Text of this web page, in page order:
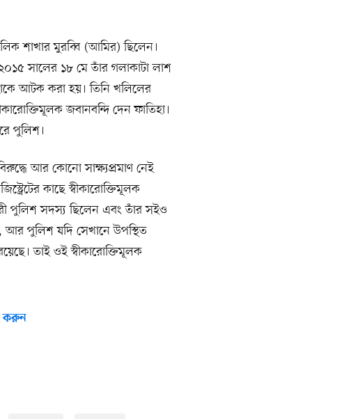
শাখার মুরব্বি (আমির) ছিলেন।
সালের ১৮ মে তাঁর গলাকাটা লাশ
আটক করা হয়। তিনি খলিলের
জবানবন্দি দেন ফাতিহা।
পুলিশ।
আর কোনো সাক্ষ্যপ্রমাণ নেই
কাছে স্বীকারোক্তিমূলক
পুলিশ সদস্য ছিলেন এবং তাঁর সইও
আর পুলিশ যদি সেখানে উপস্থিত
তাই ওই স্বীকারোক্তিমূলক
করুন